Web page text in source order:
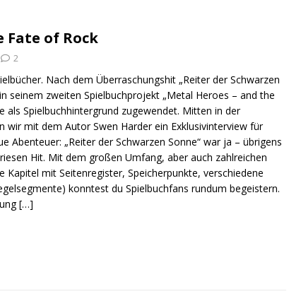
Fate of Rock
2
Nach dem Überraschungshit „Reiter der Schwarzen
seinem zweiten Spielbuchprojekt „Metal Heroes – and the
als Spielbuchhintergrund zugewendet. Mitten in der
wir mit dem Autor Swen Harder ein Exklusivinterview für
Abenteuer: „Reiter der Schwarzen Sonne“ war ja – übrigens
Hit. Mit dem großen Umfang, aber auch zahlreichen
Kapitel mit Seitenregister, Speicherpunkte, verschiedene
konntest du Spielbuchfans rundum begeistern.
[…]